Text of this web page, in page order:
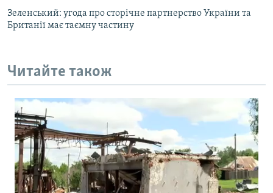
Зеленський: угода про сторічне партнерство України та
Британії має таємну частину
Читайте також